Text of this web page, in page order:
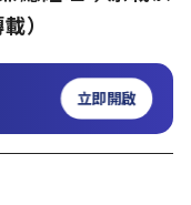
）
立即開啟